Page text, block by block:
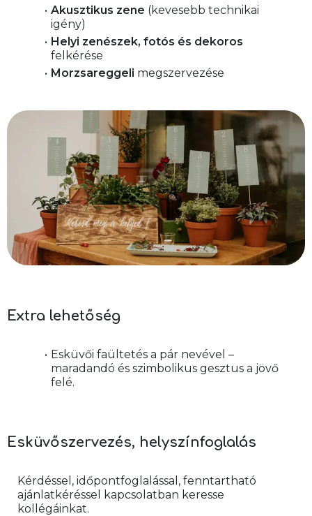
Akusztikus zene (kevesebb technikai
igény)
Helyi zenészek, fotós és dekoros
felkérése
Morzsareggeli megszervezése
Extra lehetőség
Esküvői faültetés a pár nevével –
maradandó és szimbolikus gesztus a jövő
felé.
Esküvőszervezés, helyszínfoglalás
Kérdéssel, időpontfoglalással, fenntartható
ajánlatkéréssel kapcsolatban keresse
kollégáinkat.